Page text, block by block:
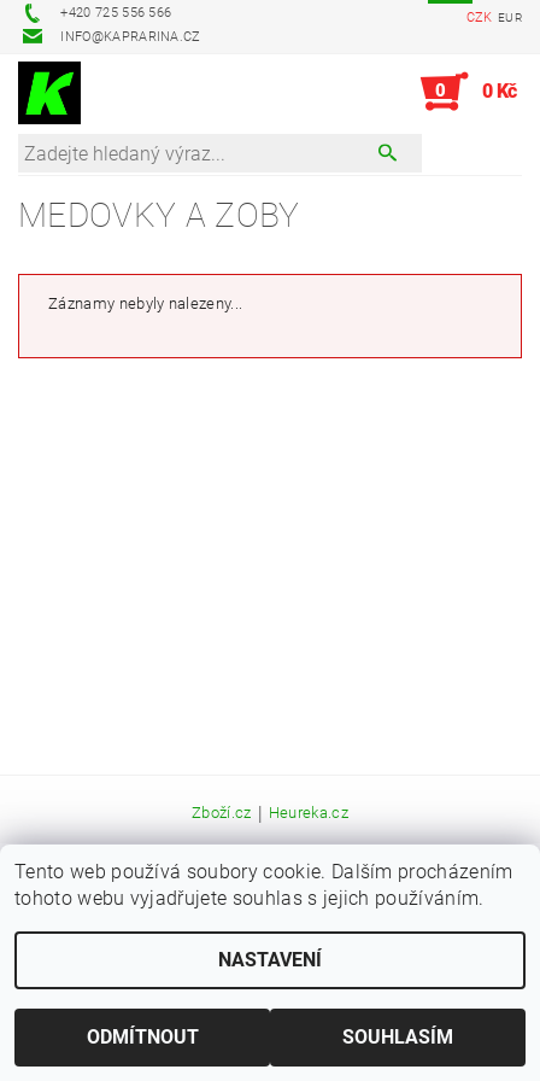
+420 725 556 566
INFO@KAPRARINA.CZ
CZK EUR
0 0 Kč
MEDOVKY A ZOBY
Záznamy nebyly nalezeny...
Zboží.cz | Heureka.cz
2026 © Kaprařina.cz, všechna práva vyhrazena Upravit nastavení cookies
Vytvořil Shoptet
Tento web používá soubory cookie. Dalším procházením
tohoto webu vyjadřujete souhlas s jejich používáním.
NASTAVENÍ
ODMÍTNOUT SOUHLASÍM